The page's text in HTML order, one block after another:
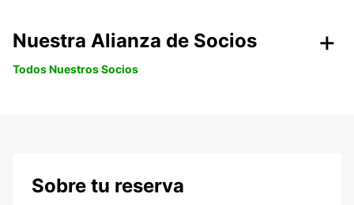
Nuestra Alianza de Socios
Todos Nuestros Socios
Sobre tu reserva